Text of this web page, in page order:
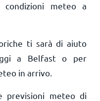
meteo a
ti sarà di aiuto
a Belfast o per
in arrivo.
previsioni meteo di